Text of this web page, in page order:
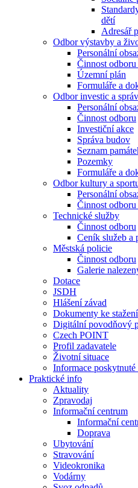
dětí
Adresář
Odbor výstavby a
Personální
Činnost
Územní plán
Formuláře a
Odbor investic a
Personální
Činnost odboru
Investiční akce
Správa budov
Seznam
Pozemky
Formuláře a
Odbor kultury a
Personální
Činnost
Technické služby
Činnost odboru
Ceník služeb a
Městská policie
Činnost odboru
Galerie
Dotace
JSDH
Hlášení závad
Dokumenty ke stažení
Digitální povodňový
Czech POINT
Profil zadavatele
Životní situace
Informace poskytnuté
Praktické info
Aktuality
Zpravodaj
Informační centrum
Informační
Doprava
Ubytování
Stravování
Videokronika
Vodárny